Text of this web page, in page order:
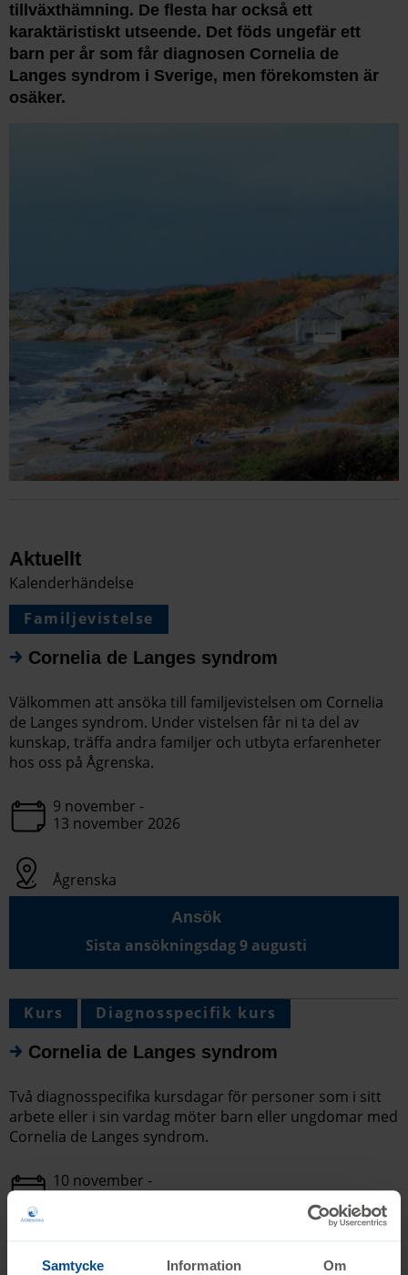
Samtycke Information Om
tillväxthämning. De flesta har också ett
karaktäristiskt utseende. Det föds ungefär ett
barn per år som får diagnosen Cornelia de
Langes syndrom i Sverige, men förekomsten är
osäker.
Aktuellt
Kalenderhändelse
Familjevistelse
Cornelia de Langes syndrom
Välkommen att ansöka till familjevistelsen om Cornelia
de Langes syndrom. Under vistelsen får ni ta del av
kunskap, träffa andra familjer och utbyta erfarenheter
hos oss på Ågrenska.
9 november -
13 november 2026
Ågrenska
Ansök
Sista ansökningsdag 9 augusti
Kurs
Diagnosspecifik kurs
Cornelia de Langes syndrom
Två diagnosspecifika kursdagar för personer som i sitt
arbete eller i sin vardag möter barn eller ungdomar med
Cornelia de Langes syndrom.
10 november -
11 november 2026
Ågrenska eller